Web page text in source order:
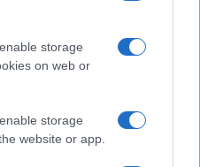
storage
on web or
storage
website or app.